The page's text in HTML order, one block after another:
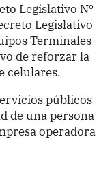
Legislativo Nº
Legislativo
Terminales
de reforzar la
celulares.
públicos
de una persona
operadora